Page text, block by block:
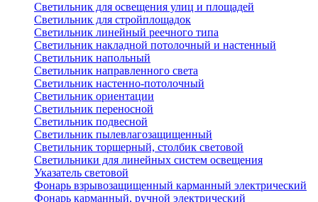
Светильник для освещения улиц и площадей
Светильник для стройплощадок
Светильник линейный реечного типа
Светильник накладной потолочный и настенный
Светильник напольный
Светильник направленного света
Светильник настенно-потолочный
Светильник ориентации
Светильник переносной
Светильник подвесной
Светильник пылевлагозащищенный
Светильник торшерный, столбик световой
Светильники для линейных систем освещения
Указатель световой
Фонарь взрывозащищенный карманный электрический
Фонарь карманный, ручной электрический